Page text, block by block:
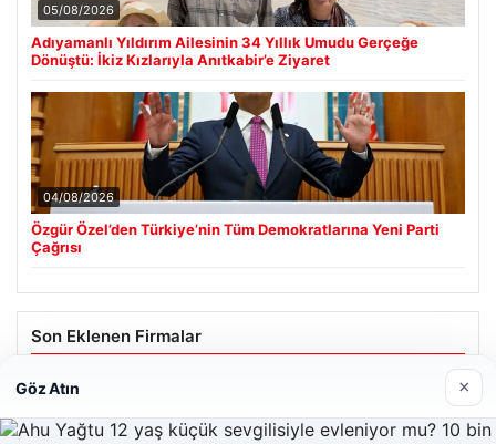
05/08/2026
Adıyamanlı Yıldırım Ailesinin 34 Yıllık Umudu Gerçeğe
Dönüştü: İkiz Kızlarıyla Anıtkabir’e Ziyaret
04/08/2026
Özgür Özel’den Türkiye’nin Tüm Demokratlarına Yeni Parti
Çağrısı
Son Eklenen Firmalar
Göz Atın ×